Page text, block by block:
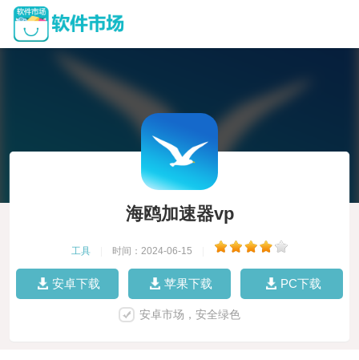
海鸥加速器vp
工具 时间：2024-06-15
安卓下载 苹果下载 PC下载
安卓市场，安全绿色